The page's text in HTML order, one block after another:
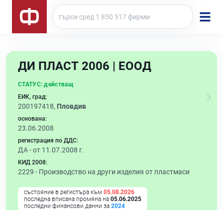
ДИ ПЛАСТ 2006 | ЕООД
СТАТУС: действащ
ЕИК, град:
200197418, Пловдив
основана:
23.06.2008
регистрация по ДДС:
ДА - от 11.07.2008 г.
КИД 2008:
2229 - Производство на други изделия от пластмаси
състояние в регистъра към 05.08.2026
последна вписана промяна на 05.06.2025
последни финансови данни за 2024